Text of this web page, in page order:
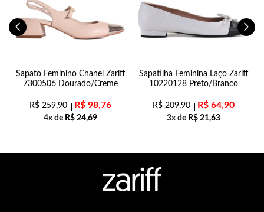
Sapato Feminino Chanel Zariff
7300506 Dourado/Creme
R$259,90 R$ 98,76
4x de R$ 24,69
Sapatilha Feminina Laço Zariff
10220128 Preto/Branco
R$209,90 R$ 64,90
3x de R$ 21,63